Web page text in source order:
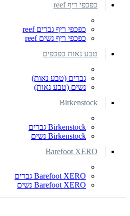
כפכפי ריף reef
כפכפי ריף גברים reef
כפכפי ריף נשים reef
טבע נאות כפכפים
גברים (טבע נאות)
נשים (טבע נאות)
Birkenstock
Birkenstock גברים
Birkenstock נשים
Barefoot XERO
Barefoot XERO גברים
Barefoot XERO נשים